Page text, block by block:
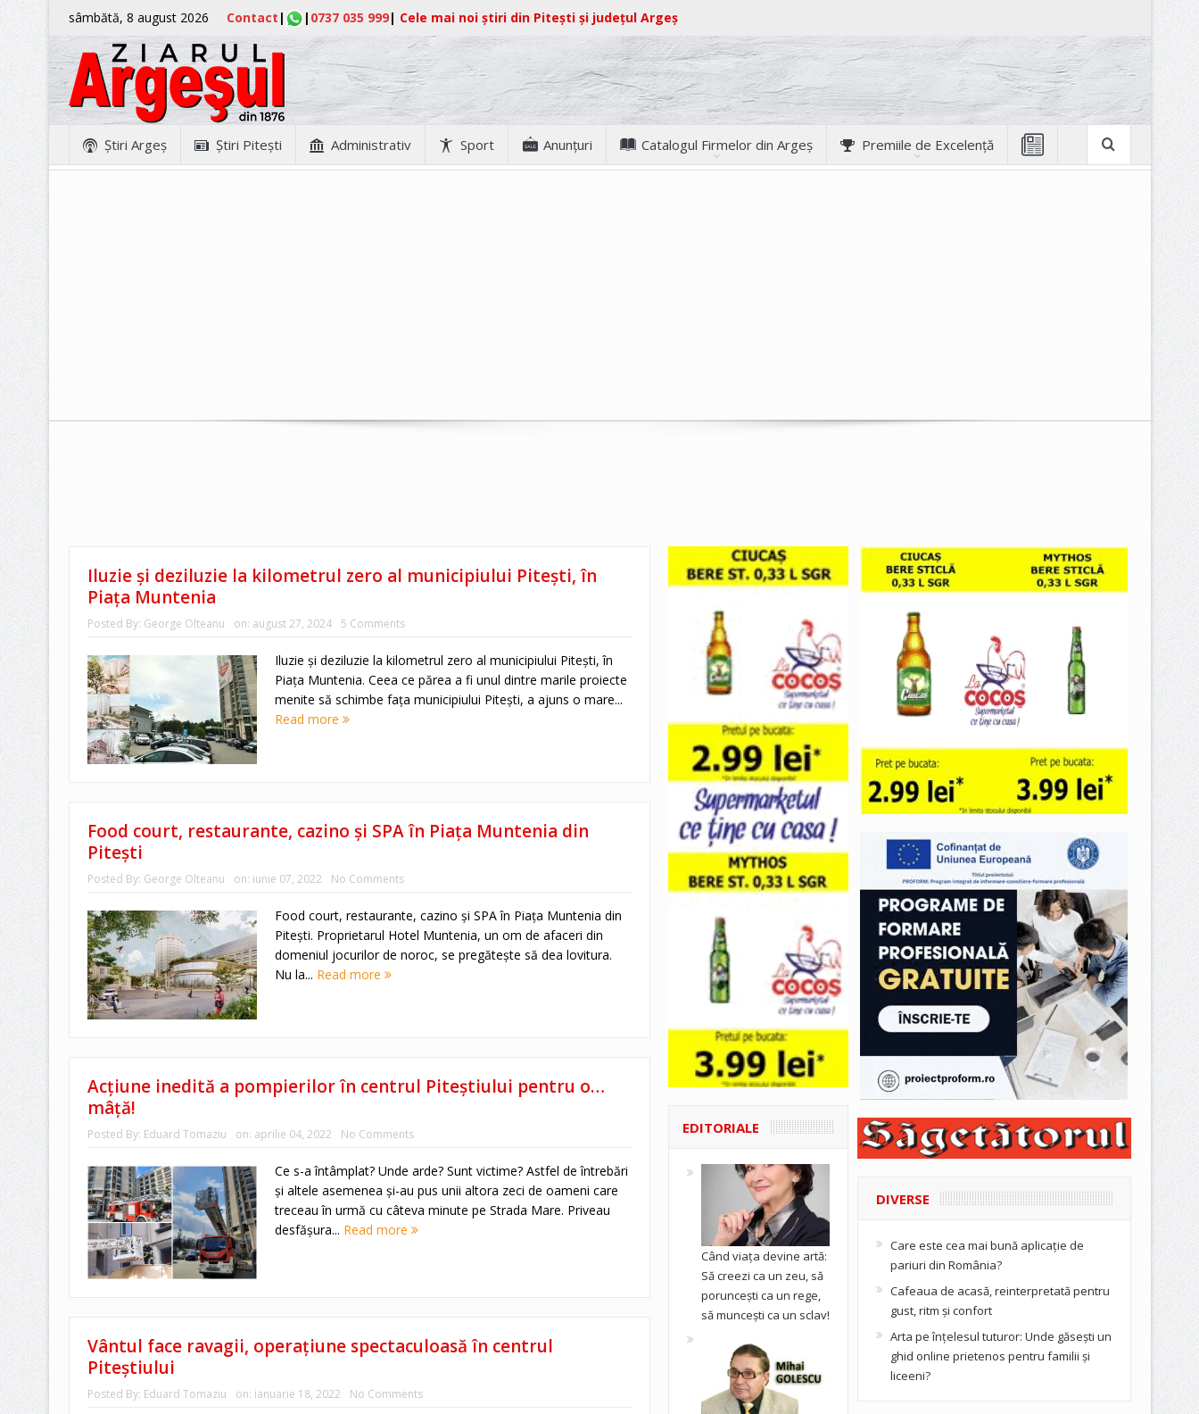
sâmbătă, 8 august 2026 Contact | | 0737 035 999| Cele mai noi știri din Pitești și județul Argeș
Ştiri Argeş Ştiri Piteşti Administrativ Sport Anunţuri Catalogul Firmelor din Argeș Premiile de Excelență
Iluzie și deziluzie la kilometrul zero al municipiului Pitești, în
Piața Muntenia
Posted By: George Olteanu on: august 27, 2024 5 Comments
Iluzie și deziluzie la kilometrul zero al municipiului Pitești, în
Piața Muntenia. Ceea ce părea a fi unul dintre marile proiecte
menite să schimbe fața municipiului Pitești, a ajuns o mare...
Read more
Food court, restaurante, cazino și SPA în Piața Muntenia din
Pitești
Posted By: George Olteanu on: iunie 07, 2022 No Comments
Food court, restaurante, cazino și SPA în Piața Muntenia din
Pitești. Proprietarul Hotel Muntenia, un om de afaceri din
domeniul jocurilor de noroc, se pregătește să dea lovitura.
Nu la... Read more
Acțiune inedită a pompierilor în centrul Piteștiului pentru o…
mâță!
Posted By: Eduard Tomaziu on: aprilie 04, 2022 No Comments
Ce s-a întâmplat? Unde arde? Sunt victime? Astfel de întrebări
și altele asemenea și-au pus unii altora zeci de oameni care
treceau în urmă cu câteva minute pe Strada Mare. Priveau
desfășura... Read more
Vântul face ravagii, operațiune spectaculoasă în centrul
Piteștiului
Posted By: Eduard Tomaziu on: ianuarie 18, 2022 No Comments
EDITORIALE
Când viața devine artă:
Să creezi ca un zeu, să
poruncești ca un rege,
să muncești ca un sclav!
DIVERSE
Care este cea mai bună aplicație de
pariuri din România?
Cafeaua de acasă, reinterpretată pentru
gust, ritm și confort
Arta pe înțelesul tuturor: Unde găsești un
ghid online prietenos pentru familii și
liceeni?